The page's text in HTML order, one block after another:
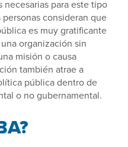
para este tipo
consideran que
es muy gratificante
organización sin
misión o causa
también atrae a
pública dentro de
o no gubernamental.